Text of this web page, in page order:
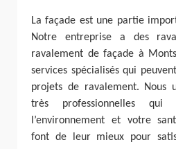
La façade est une partie
Notre entreprise a des
ravalement de façade à
services spécialisés qui
projets de ravalement. Nous
très professionnelles qui
l’environnement et votre
font de leur mieux pour